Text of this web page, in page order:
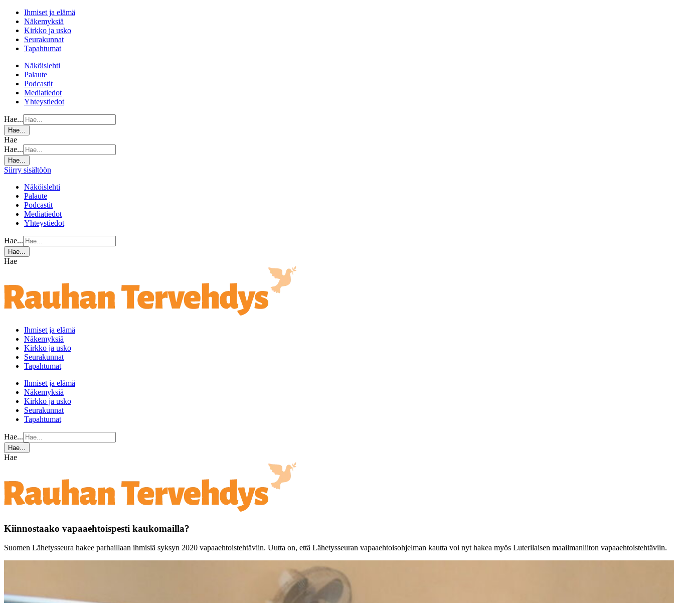
Ihmiset ja elämä
Näkemyksiä
Kirkko ja usko
Seurakunnat
Tapahtumat
Näköislehti
Palaute
Podcastit
Mediatiedot
Yhteystiedot
Hae...
Hae...
Hae
Hae...
Hae...
Siirry sisältöön
Näköislehti
Palaute
Podcastit
Mediatiedot
Yhteystiedot
Hae...
Hae...
Hae
Ihmiset ja elämä
Näkemyksiä
Kirkko ja usko
Seurakunnat
Tapahtumat
Ihmiset ja elämä
Näkemyksiä
Kirkko ja usko
Seurakunnat
Tapahtumat
Hae...
Hae...
Hae
Kiinnostaako vapaaehtoispesti kaukomailla?
Suomen Lähetysseura hakee parhaillaan ihmisiä syksyn 2020 vapaaehtoistehtäviin. Uutta on, että Lähetysseuran vapaaehtoisohjelman kautta voi nyt hakea myös Luterilaisen maailmanliiton vapaaehtoistehtäviin.